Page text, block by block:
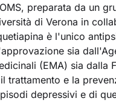
preparata da un
di Verona in
è l'unico
sia
(EMA) sia dalla
trattamento e la
depressivi e di